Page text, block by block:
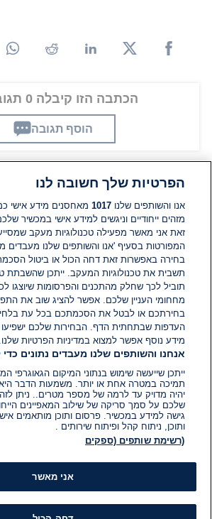
הכתבה הזו קיבלה 0 תגובות
הוסף תגובה
תגובות
אין עדיין תגובות. היה הראשון להגיב
הוסף תגובה
הפרטיות שלך חשובה לנו
אנו והשותפים שלנו1017 מאחסנים מידע אישי
מזהים ייחודיים וניגשים למידע אישי במכשיר
זאת אני מאשר מפעילה טכנולוגיות מעקב
המפורטות בסעיף 'אנו והשותפים שלנו מעבדים
בחירה באפשרות זאת דחה הכול או ביטול
תשבית את טכנולוגיות המעקב. ייתכן שהשבתת
תוביל לכך שחלק מהתכנים והפרסומות שיוצגו
מחחומי העניין שלכם. אפשר להציג שוב את
בחירתכם או לבטל את הסכמתכם בכל עת
העדפות שבתחתית הדף. הבחירות שלכם ישפיעו
מידע נוסף אפשר למצוא במדיניות הפרטיות שלנו.
אנחנו והשותפים שלנו מעבדים נתונים
ייתכן שייעשה שימוש בנתוני המיקום הגאוגרפי
תמיכה במטרה אחת או יותר. משמעות הדבר
יהיה מדויק עד לרמה של מספר מטרים.. ניתן
שלכם על סמך סריקה של שילוב המאפיינים
גישה למידע במכשיר. פרסום ותוכן מותאמים
ותוכן, ניתוח קהל ופיתוח שירותים .
(רשימת שותפים (ספקים
אני מאשר